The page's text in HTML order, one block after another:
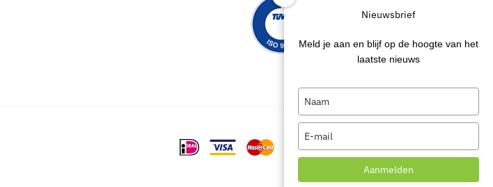
Nieuwsbrief
Meld je aan en blijf op de hoogte van het
laatste nieuws
name
email
Aanmelden